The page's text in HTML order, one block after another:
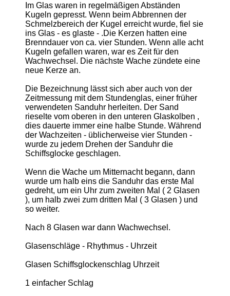
Im Glas waren in regelmäßigen Abständen
Kugeln gepresst. Wenn beim Abbrennen der
Schmelzbereich der Kugel erreicht wurde, fiel sie
ins Glas - es glaste - .Die Kerzen hatten eine
Brenndauer von ca. vier Stunden. Wenn alle acht
Kugeln gefallen waren, war es Zeit für den
Wachwechsel. Die nächste Wache zündete eine
neue Kerze an.
Die Bezeichnung lässt sich aber auch von der
Zeitmessung mit dem Stundenglas, einer früher
verwendeten Sanduhr herleiten. Der Sand
rieselte vom oberen in den unteren Glaskolben ,
dies dauerte immer eine halbe Stunde. Während
der Wachzeiten - üblicherweise vier Stunden -
wurde zu jedem Drehen der Sanduhr die
Schiffsglocke geschlagen.
Wenn die Wache um Mitternacht begann, dann
wurde um halb eins die Sanduhr das erste Mal
gedreht, um ein Uhr zum zweiten Mal ( 2 Glasen
), um halb zwei zum dritten Mal ( 3 Glasen ) und
so weiter.
Nach 8 Glasen war dann Wachwechsel.
Glasenschläge - Rhythmus - Uhrzeit
Glasen Schiffsglockenschlag Uhrzeit
1 einfacher Schlag